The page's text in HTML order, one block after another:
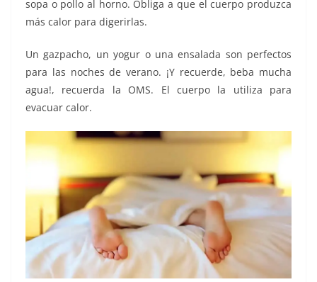
sopa o pollo al horno. Obliga a que el cuerpo produzca
más calor para digerirlas.
Un gazpacho, un yogur o una ensalada son perfectos
para las noches de verano. ¡Y recuerde, beba mucha
agua!, recuerda la OMS. El cuerpo la utiliza para
evacuar calor.